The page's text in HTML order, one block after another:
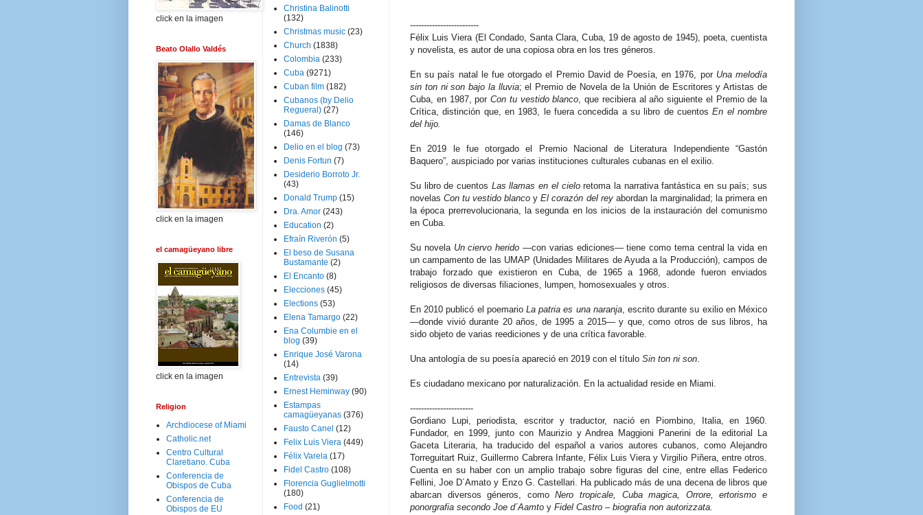
-------------------------
Félix Luis Viera (El Condado, Santa Clara, Cuba, 19 de agosto de 1945), poeta, cuentista
y novelista, es autor de una copiosa obra en los tres géneros.
En su país natal le fue otorgado el Premio David de Poesía, en 1976, porUna melodía
sin ton ni son bajo la lluvia; el Premio de Novela de la Unión de Escritores y Artistas de
Cuba, en 1987, por Con tu vestido blanco, que recibiera al año siguiente el Premio de la
Crítica, distinción que, en 1983, le fuera concedida a su libro de cuentosEn el nombre
del hijo.
En 2019 le fue otorgado el Premio Nacional de Literatura Independiente “Gastón
Baquero”, auspiciado por varias instituciones culturales cubanas en el exilio.
Su libro de cuentos Las llamas en el cieloretoma la narrativa fantástica en su país; sus
novelasCon tu vestido blanco yEl corazón del reyabordan la marginalidad; la primera en
la época prerrevolucionaria, la segunda en los inicios de la instauración del comunismo
en Cuba.
Su novela Un ciervo herido —con varias ediciones— tiene como tema central la vida en
un campamento de las UMAP (Unidades Militares de Ayuda a la Producción), campos de
trabajo forzado que existieron en Cuba, de 1965 a 1968, adonde fueron enviados
religiosos de diversas filiaciones, lumpen, homosexuales y otros.
En 2010 publicó el poemario La patria es una naranja, escrito durante su exilio en México
—donde vivió durante 20 años, de 1995 a 2015— y que, como otros de sus libros, ha
sido objeto de varias reediciones y de una crítica favorable.
Una antología de su poesía apareció en 2019 con el título Sin ton ni son.
Es ciudadano mexicano por naturalización. En la actualidad reside en Miami.
-----------------------
Gordiano Lupi, periodista, escritor y traductor, nació en Piombino, Italia, en 1960.
Fundador, en 1999, junto con Maurizio y Andrea Maggioni Panerini de la editorial La
Gaceta Literaria, ha traducido del español a varios autores cubanos, como Alejandro
Torreguitart Ruiz, Guillermo Cabrera Infante, Félix Luis Viera y Virgilio Piñera, entre otros.
Cuenta en su haber con un amplio trabajo sobre figuras del cine, entre ellas Federico
Fellini, Joe D´Amato y Enzo G. Castellari. Ha publicado más de una decena de libros que
abarcan diversos géneros, comoNero tropicale, Cuba magica, Orrore, ertorismo e
ponorgrafia secondo Joe d´Aamto y Fidel Castro – biografia non autorizzata.
click en la imagen
Beato Olallo Valdés
click en la imagen
el camagüeyano libre
click en la imagen
Religion
Archdiocese of Miami
Catholic.net
Centro Cultural
Claretiano. Cuba
Conferencia de
Obispos de Cuba
Conferencia de
Obispos de EU
Christina Balinotti
(132)
Christmas music (23)
Church (1838)
Colombia (233)
Cuba (9271)
Cuban film (182)
Cubanos (by Delio
Regueral) (27)
Damas de Blanco
(146)
Delio en el blog (73)
Denis Fortun (7)
Desiderio Borroto Jr.
(43)
Donald Trump (15)
Dra. Amor (243)
Education (2)
Efraín Riverón (5)
El beso de Susana
Bustamante (2)
El Encanto (8)
Elecciones (45)
Elections (53)
Elena Tamargo (22)
Ena Columbie en el
blog (39)
Enrique José Varona
(14)
Entrevista (39)
Ernest Heminway (90)
Estampas
camagüeyanas (376)
Fausto Canel (12)
Felix Luis Viera (449)
Félix Varela (17)
Fidel Castro (108)
Florencia Guglielmotti
(180)
Food (21)